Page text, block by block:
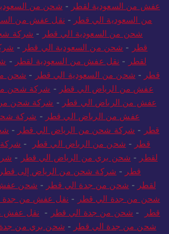
عفش من السعودية لقطر - شحن من
من السعودية الي قطر - نقل عفش من
شحن من السعودية الي قطر - شركة
قطر - شحن من السعودية الي قطر -
لقطر - نقل عفش من السعودية لقطر -
قطر - شحن من السعودية الي قطر - شحن
عفش من الرياض الي قطر - شركة شحن
عفش من الرياض الي قطر - شركة شحن من
عفش من الرياض الي قطر - شركة
قطر - شركة شحن من الرياض الي قطر -
قطر - شحن من الرياض الي قطر -
لقطر - شحن بري من الرياض الي قطر -
قطر - شركة شحن من الرياض إلى قطر
لقطر - شحن من جدة الي قطر - شحن عفش
شحن من جدة الي قطر - نقل عفش من جدة
قطر
- شحن من جدة الي قطر - نقل عفش
شحن من جدة الي قطر - شحن بري من جدة